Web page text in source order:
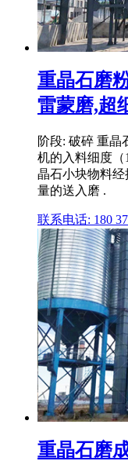
重晶石磨
雷蒙磨,超
阶段: 破碎 重晶
机的入料细度（
晶石小块物料
量的送入磨 .
联系电话: 180
重晶石磨